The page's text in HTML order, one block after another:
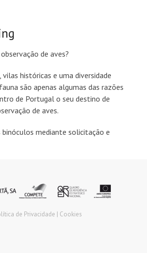
de aves?
vilas históricas e uma diversidade
são apenas algumas das razões
de Portugal o seu destino de
de aves.
binóculos mediante solicitação e
de Privacidade | Cookies